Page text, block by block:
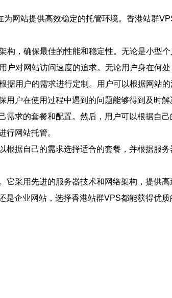
网站提供高效稳定的托管环境。香港站群
，确保最佳的性能和稳定性。无论是小型
对网站访问速度的追求。无论用户身在何
用户的需求进行定制。用户可以根据网站
户在使用过程中遇到的问题能够得到及时
求的套餐和配置。然后，用户可以根据自
行网站托管。
据自己的需求选择适合的套餐，并根据服
采用先进的服务器技术和网络架构，提供
企业网站，选择香港站群VPS都能获得优质